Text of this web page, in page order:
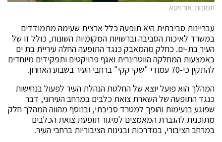
תמונות: אור ויטא
עבריינות סביבתית היא תופעה כלל ארצית שעימה מתמודדים
במשרד לאיכות הסביבה וברשויות המקומיות השונות, כולל זו של
העיר בת-ים. כחלק מהמאבק כנגד התופעה החלה עיריית בת ים
באמצעות המחלקה הווטרינרית ואגף פרויקטים ותפקידים מיוחדים
להתקין כי-70 עמודי "שקי קקי" ברחבי העיר בשבוע האחרון.
המהלך הוא פועל יוצא של החלטת הנהלת העיר לפעול בנחישות
כנגד התופעה של השארת צואת כלבים במרחב העירוני, דבר
שפוגע בנעימות והופך למטרד סביבתי, ובנוסף מהווה המהלך חלק
מתוכנית להגברת המאמצים למיגור תופעת צואת הכלבים
במרחב הציבורי, במדרכות ובגינות הציבוריות ברחבי העיר.